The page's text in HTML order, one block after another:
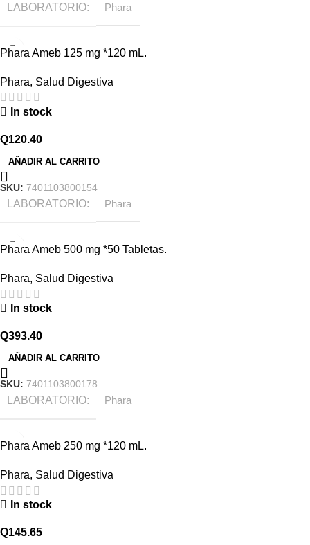
LABORATORIO Phara
Phara Ameb 125 mg *120 mL.
Phara, Salud Digestiva
In stock
Q120.40
AÑADIR AL CARRITO
SKU: 7401103800154
LABORATORIO Phara
Phara Ameb 500 mg *50 Tabletas.
Phara, Salud Digestiva
In stock
Q393.40
AÑADIR AL CARRITO
SKU: 7401103800178
LABORATORIO Phara
Phara Ameb 250 mg *120 mL.
Phara, Salud Digestiva
In stock
Q145.65